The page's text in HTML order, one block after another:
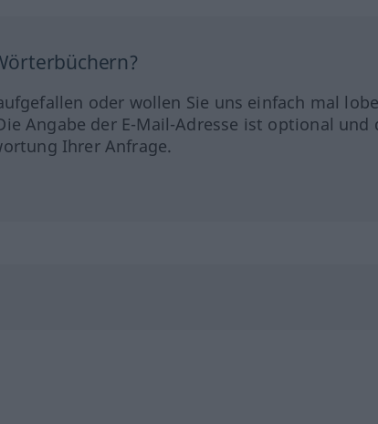
oder wollen Sie uns einfach mal
Angabe der E-Mail-Adresse ist optional und
Ihrer Anfrage.